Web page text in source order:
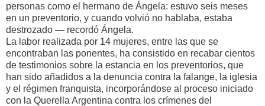
personas como el hermano de Ángela: estuvo seis meses
en un preventorio, y cuando volvió no hablaba, estaba
destrozado — recordó Ángela.
La labor realizada por 14 mujeres, entre las que se
encontraban las ponentes, ha consistido en recabar cientos
de testimonios sobre la estancia en los preventorios, que
han sido añadidos a la denuncia contra la falange, la iglesia
y el régimen franquista, incorporándose al proceso iniciado
con la Querella Argentina contra los crímenes del